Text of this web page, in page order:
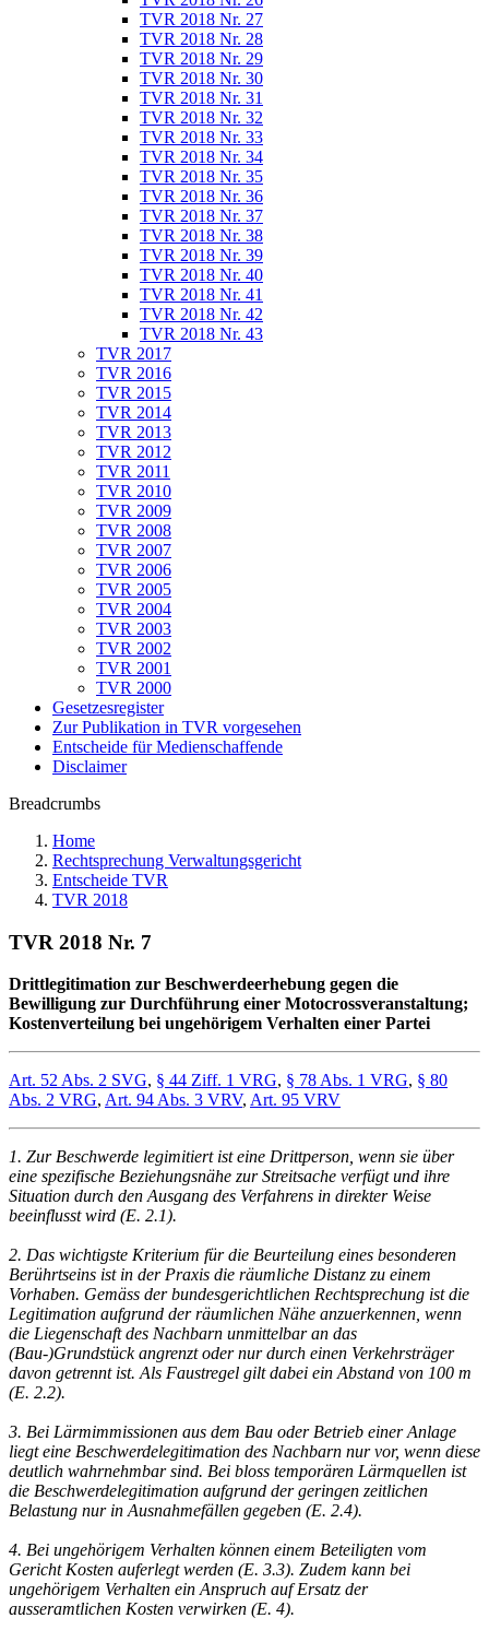
TVR 2018 Nr. 27
TVR 2018 Nr. 28
TVR 2018 Nr. 29
TVR 2018 Nr. 30
TVR 2018 Nr. 31
TVR 2018 Nr. 32
TVR 2018 Nr. 33
TVR 2018 Nr. 34
TVR 2018 Nr. 35
TVR 2018 Nr. 36
TVR 2018 Nr. 37
TVR 2018 Nr. 38
TVR 2018 Nr. 39
TVR 2018 Nr. 40
TVR 2018 Nr. 41
TVR 2018 Nr. 42
TVR 2018 Nr. 43
TVR 2017
TVR 2016
TVR 2015
TVR 2014
TVR 2013
TVR 2012
TVR 2011
TVR 2010
TVR 2009
TVR 2008
TVR 2007
TVR 2006
TVR 2005
TVR 2004
TVR 2003
TVR 2002
TVR 2001
TVR 2000
Gesetzesregister
Zur Publikation in TVR vorgesehen
Entscheide für Medienschaffende
Disclaimer
Breadcrumbs
Home
Rechtsprechung Verwaltungsgericht
Entscheide TVR
TVR 2018
TVR 2018 Nr. 7
Drittlegitimation zur Beschwerdeerhebung gegen die
Bewilligung zur Durchführung einer Motocrossveranstaltung;
Kostenverteilung bei ungehörigem Verhalten einer Partei
Art. 52 Abs. 2 SVG, § 44 Ziff. 1 VRG, § 78 Abs. 1 VRG, § 80
Abs. 2 VRG, Art. 94 Abs. 3 VRV, Art. 95 VRV
1. Zur Beschwerde legimitiert ist eine Drittperson, wenn sie über
eine spezifische Beziehungsnähe zur Streitsache verfügt und ihre
Situation durch den Ausgang des Verfahrens in direkter Weise
beeinflusst wird (E. 2.1).
2. Das wichtigste Kriterium für die Beurteilung eines besonderen
Berührtseins ist in der Praxis die räumliche Distanz zu einem
Vorhaben. Gemäss der bundesgerichtlichen Rechtsprechung ist die
Legitimation aufgrund der räumlichen Nähe anzuerkennen, wenn
die Liegenschaft des Nachbarn unmittelbar an das
(Bau-)Grundstück angrenzt oder nur durch einen Verkehrsträger
davon getrennt ist. Als Faustregel gilt dabei ein Abstand von 100 m
(E. 2.2).
3. Bei Lärmimmissionen aus dem Bau oder Betrieb einer Anlage
liegt eine Beschwerdelegitimation des Nachbarn nur vor, wenn diese
deutlich wahrnehmbar sind. Bei bloss temporären Lärmquellen ist
die Beschwerdelegitimation aufgrund der geringen zeitlichen
Belastung nur in Ausnahmefällen gegeben (E. 2.4).
4. Bei ungehörigem Verhalten können einem Beteiligten vom
Gericht Kosten auferlegt werden (E. 3.3). Zudem kann bei
ungehörigem Verhalten ein Anspruch auf Ersatz der
ausseramtlichen Kosten verwirken (E. 4).